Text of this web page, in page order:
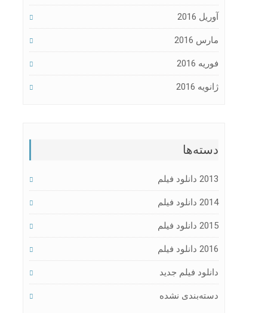
آوریل 2016
مارس 2016
فوریه 2016
ژانویه 2016
دسته‌ها
2013 دانلود فیلم
2014 دانلود فیلم
2015 دانلود فیلم
2016 دانلود فیلم
دانلود فیلم جدید
دسته‌بندی نشده